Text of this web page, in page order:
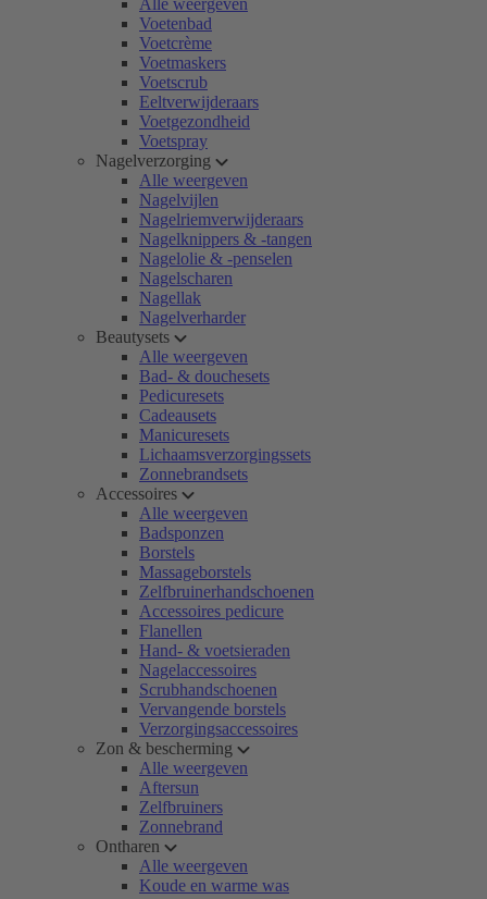
Alle weergeven
Voetenbad
Voetcrème
Voetmaskers
Voetscrub
Eeltverwijderaars
Voetgezondheid
Voetspray
Nagelverzorging
Alle weergeven
Nagelvijlen
Nagelriemverwijderaars
Nagelknippers & -tangen
Nagelolie & -penselen
Nagelscharen
Nagellak
Nagelverharder
Beautysets
Alle weergeven
Bad- & douchesets
Pedicuresets
Cadeausets
Manicuresets
Lichaamsverzorgingssets
Zonnebrandsets
Accessoires
Alle weergeven
Badsponzen
Borstels
Massageborstels
Zelfbruinerhandschoenen
Accessoires pedicure
Flanellen
Hand- & voetsieraden
Nagelaccessoires
Scrubhandschoenen
Vervangende borstels
Verzorgingsaccessoires
Zon & bescherming
Alle weergeven
Aftersun
Zelfbruiners
Zonnebrand
Ontharen
Alle weergeven
Koude en warme was